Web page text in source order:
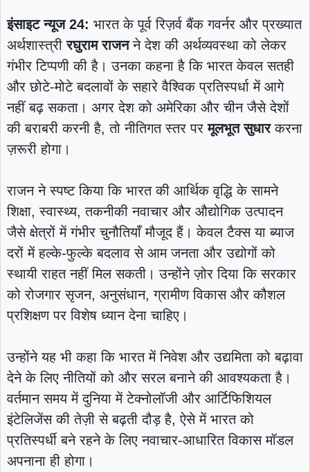
इंसाइट न्यूज 24: भारत के पूर्व रिज़र्व बैंक गवर्नर और प्रख्यात
अर्थशास्त्रीरघुराम राजनने देश की अर्थव्यवस्था को लेकर
गंभीर टिप्पणी की है। उनका कहना है कि भारत केवल सतही
और छोटे-मोटे बदलावों के सहारे वैश्विक प्रतिस्पर्धा में आगे
नहीं बढ़ सकता। अगर देश को अमेरिका और चीन जैसे देशों
की बराबरी करनी है, तो नीतिगत स्तर परमूलभूत सुधारकरना
ज़रूरी होगा।
राजन ने स्पष्ट किया कि भारत की आर्थिक वृद्धि के सामने
शिक्षा, स्वास्थ्य, तकनीकी नवाचार और औद्योगिक उत्पादन
जैसे क्षेत्रों में गंभीर चुनौतियाँ मौजूद हैं। केवल टैक्स या ब्याज
दरों में हल्के-फुल्के बदलाव से आम जनता और उद्योगों को
स्थायी राहत नहीं मिल सकती। उन्होंने ज़ोर दिया कि सरकार
को रोजगार सृजन, अनुसंधान, ग्रामीण विकास और कौशल
प्रशिक्षण पर विशेष ध्यान देना चाहिए।
उन्होंने यह भी कहा कि भारत में निवेश और उद्यमिता को बढ़ावा
देने के लिए नीतियों को और सरल बनाने की आवश्यकता है।
वर्तमान समय में दुनिया में टेक्नोलॉजी और आर्टिफिशियल
इंटेलिजेंस की तेज़ी से बढ़ती दौड़ है, ऐसे में भारत को
प्रतिस्पर्धी बने रहने के लिए नवाचार-आधारित विकास मॉडल
अपनाना ही होगा।